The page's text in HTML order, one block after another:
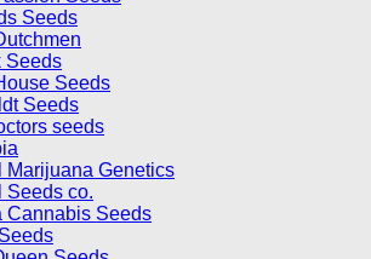
Seeds
Seeds
Seeds
Seeds
seeds
Marijuana Genetics
Seeds co.
Cannabis Seeds